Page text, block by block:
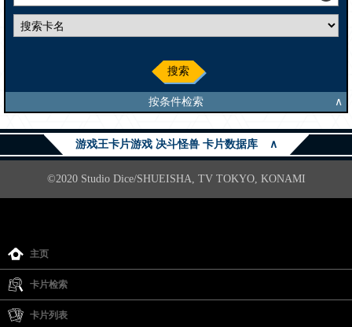
搜索
按条件检索 ∧
游戏王卡片游戏 决斗怪兽 卡片数据库 ∧
©2020 Studio Dice/SHUEISHA, TV TOKYO, KONAMI
主页
卡片检索
卡片列表